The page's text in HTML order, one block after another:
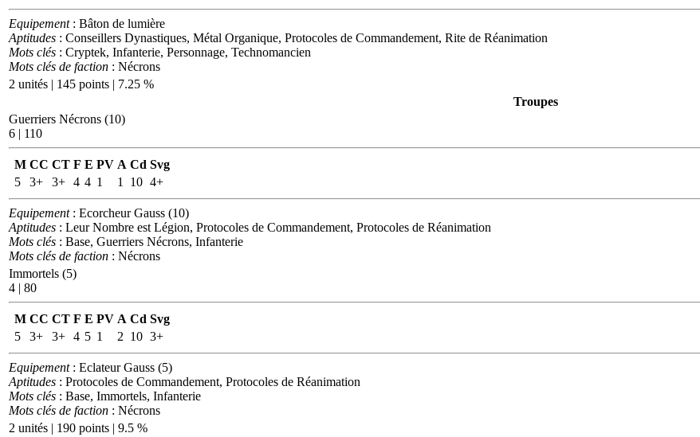
Equipement: Bâton de lumière
Aptitudes : Conseillers Dynastiques, Métal Organique, Protocoles de Commandement, Rite de Réanimation
Mots clés : Cryptek, Infanterie, Personnage, Technomancien
Mots clés de faction : Nécrons
2 unités | 145 points | 7.25 %
Troupes
Guerriers Nécrons (10)
6 | 110
M CC CT F E PV A Cd Svg
5
3+ 3+ 4 4 1 1 10 4+
Equipement: Ecorcheur Gauss (10)
Aptitudes : Leur Nombre est Légion, Protocoles de Commandement, Protocoles de Réanimation
Mots clés : Base, Guerriers Nécrons, Infanterie
Mots clés de faction : Nécrons
Immortels (5)
4 | 80
M CC CT F E PV A Cd Svg
5
3+ 3+ 4 5 1 2 10 3+
Equipement: Eclateur Gauss (5)
Aptitudes : Protocoles de Commandement, Protocoles de Réanimation
Mots clés : Base, Immortels, Infanterie
Mots clés de faction : Nécrons
2 unités | 190 points | 9.5 %